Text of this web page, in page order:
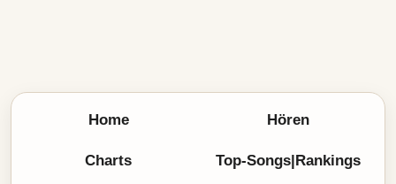
Home Hören
Charts Top-Songs|Rankings